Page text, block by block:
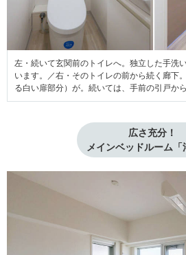
左・続いて玄関前のトイレへ。独立した手洗
います。／右・そのトイレの前から続く廊下
る白い扉部分）が。続いては、手前の引戸か
広さ充分！
メインベッドルーム「